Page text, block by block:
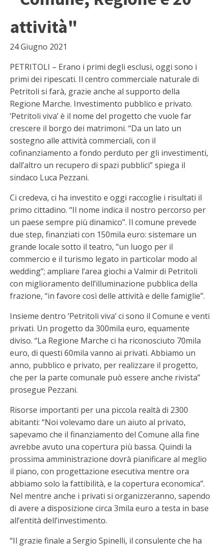
attività"
24 Giugno 2021
PETRITOLI – Erano i primi degli esclusi, oggi sono i
primi dei ripescati. Il centro commerciale naturale di
Petritoli si farà, grazie anche al supporto della
Regione Marche. Investimento pubblico e privato.
‘Petritoli viva’ è il nome del progetto che vuole far
crescere il borgo dei matrimoni. “Da un lato un
sostegno alle attività commerciali, con il
cofinanziamento a fondo perduto per gli investimenti,
dall’altro un recupero di spazi pubblici” spiega il
sindaco Luca Pezzani.
Ci credeva, ci ha investito e oggi raccoglie i risultati il
primo cittadino. “Il nome indica il nostro percorso per
un paese sempre più dinamico”. Il comune prevede
due step, finanziati con 150mila euro: sistemare un
grande locale sotto il teatro, “un luogo per il
commercio e il turismo legato in particolar modo al
wedding”; ampliare l’area giochi a Valmir di Petritoli
con miglioramento dell’illuminazione pubblica della
frazione, “in favore così delle attività e delle famiglie”.
Insieme dentro ‘Petritoli viva’ ci sono il Comune e venti
privati. Un progetto da 300mila euro, equamente
diviso. “La Regione Marche ci ha riconosciuto 70mila
euro, di questi 60mila vanno ai privati. Abbiamo un
anno, pubblico e privato, per realizzare il progetto,
che per la parte comunale può essere anche rivista”
prosegue Pezzani.
Risorse importanti per una piccola realtà di 2300
abitanti: “Noi volevamo dare un aiuto al privato,
sapevamo che il finanziamento del Comune alla fine
avrebbe avuto una copertura più bassa. Quindi la
prossima amministrazione dovrà pianificare al meglio
il piano, con progettazione esecutiva mentre ora
abbiamo solo la fattibilità, e la copertura economica”.
Nel mentre anche i privati si organizzeranno, sapendo
di avere a disposizione circa 3mila euro a testa in base
all’entità dell’investimento.
“Il grazie finale a Sergio Spinelli, il consulente che ha